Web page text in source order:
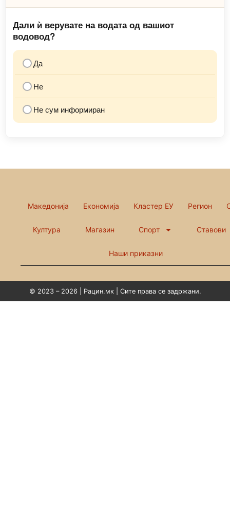
Дали ѝ верувате на водата од вашиот
водовод?
Да
Не
Не сум информиран
Македонија Економија Кластер ЕУ Регион
Култура Магазин Спорт Ставови
Наши приказни
© 2023 – 2026 | Рацин.мк | Сите права се задржани.